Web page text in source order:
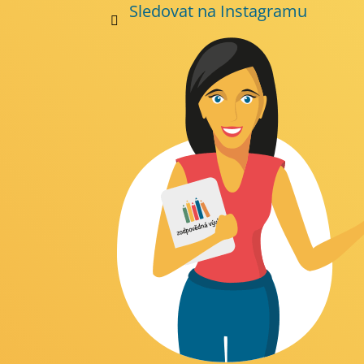
Sledovat na Instagramu